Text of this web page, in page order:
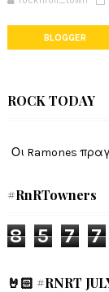
BLOGGER
ROCK TODAY
Οι Ramones
#RnRTowners
8 5 7 7
🤘🏻 #RNRT